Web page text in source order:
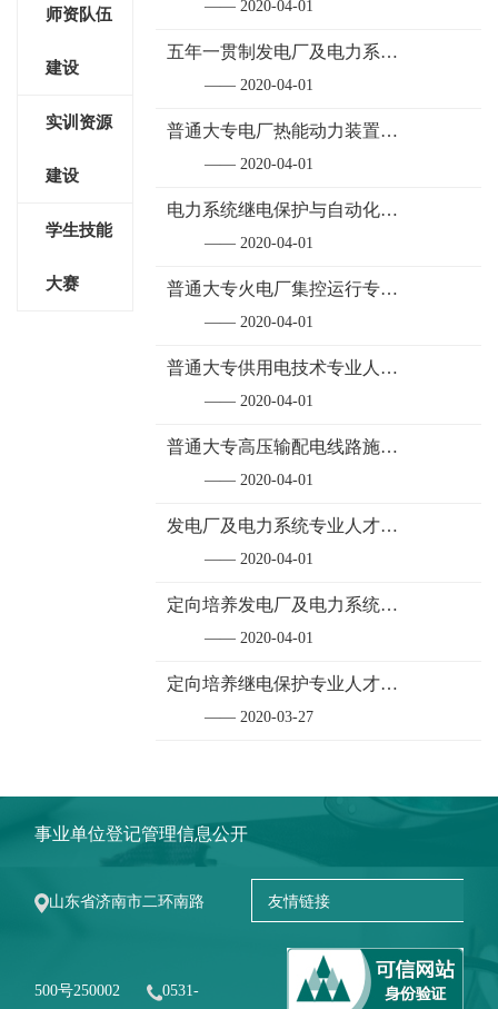
师资队伍
建设
实训资源
建设
学生技能
大赛
—— 2020-04-01
五年一贯制发电厂及电力系统专业人才培养方案
—— 2020-04-01
普通大专电厂热能动力装置专业人才培养方案
—— 2020-04-01
电力系统继电保护与自动化技术专业人才培养方案
—— 2020-04-01
普通大专火电厂集控运行专业人才培养方案
—— 2020-04-01
普通大专供用电技术专业人才培养方案
—— 2020-04-01
普通大专高压输配电线路施工运行与维护专业人才培养方案
—— 2020-04-01
发电厂及电力系统专业人才培养方案
—— 2020-04-01
定向培养发电厂及电力系统专业人才培养方案
—— 2020-04-01
定向培养继电保护专业人才培养方案
—— 2020-03-27
事业单位登记管理信息公开
山东省济南市二环南路
500号250002 0531-